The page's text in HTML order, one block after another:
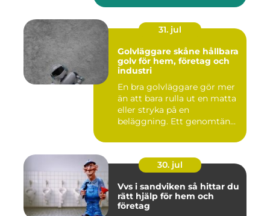
31. jul
Golvläggare skåne hållbara
golv för hem, företag och
industri
En bra golvläggare gör mer
än att bara rulla ut en matta
eller stryka på en
beläggning. Ett genomtän...
30. jul
Vvs i sandviken så hittar du
rätt hjälp för hem och
företag